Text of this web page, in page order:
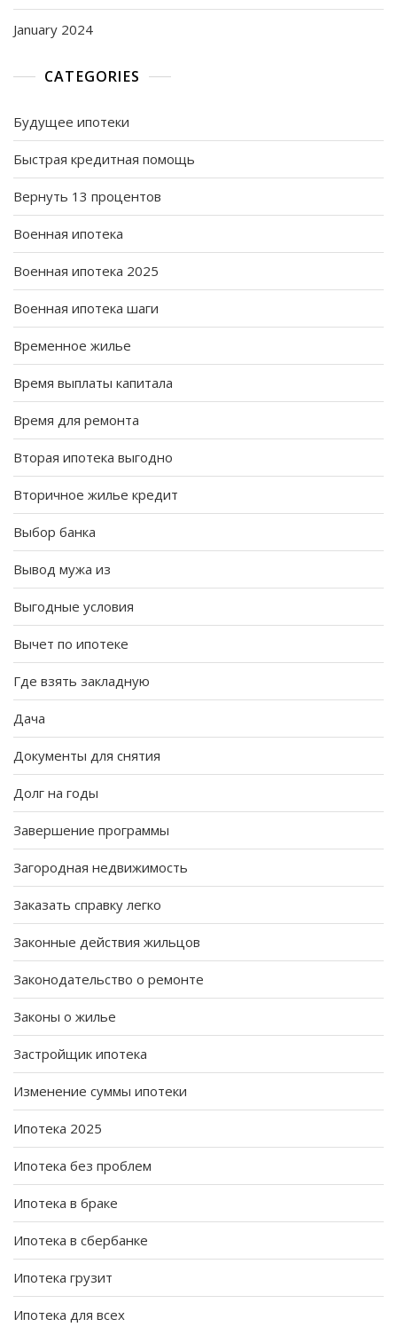
January 2024
CATEGORIES
Будущее ипотеки
Быстрая кредитная помощь
Вернуть 13 процентов
Военная ипотека
Военная ипотека 2025
Военная ипотека шаги
Временное жилье
Время выплаты капитала
Время для ремонта
Вторая ипотека выгодно
Вторичное жилье кредит
Выбор банка
Вывод мужа из
Выгодные условия
Вычет по ипотеке
Где взять закладную
Дача
Документы для снятия
Долг на годы
Завершение программы
Загородная недвижимость
Заказать справку легко
Законные действия жильцов
Законодательство о ремонте
Законы о жилье
Застройщик ипотека
Изменение суммы ипотеки
Ипотека 2025
Ипотека без проблем
Ипотека в браке
Ипотека в сбербанке
Ипотека грузит
Ипотека для всех